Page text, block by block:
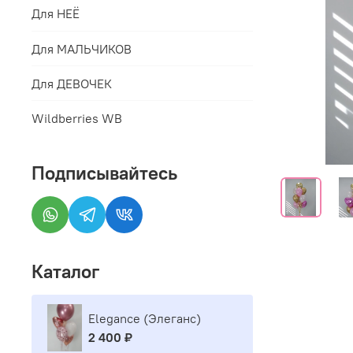
Для НЕЁ
Для МАЛЬЧИКОВ
Для ДЕВОЧЕК
Wildberries WB
Подписывайтесь
Каталог
Elegance (Элеганс)
2 400 ₽